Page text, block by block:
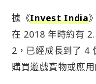
據《Invest India
在 2018 年時約有
2，已經成長到了 4
購買遊戲寶物或應用